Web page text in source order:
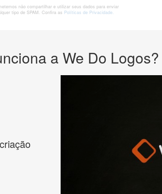
não compartilhar e utilizar seus dados para enviar
tipo de SPAM. Confira as Políticas de Privacidade.
a We Do Logos?